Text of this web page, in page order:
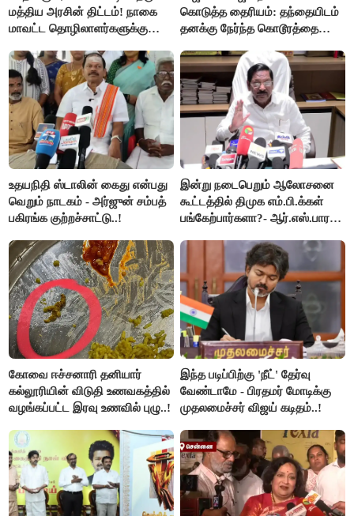
மத்திய அரசின் திட்டம்! நாகை
மாவட்ட தொழிலாளர்களுக்கு
செய்தி!
கொடுத்த தைரியம்: தந்தையிடம்
தனக்கு நேர்ந்த கொடூரத்தை
உதயநிதி ஸ்டாலின் கைது என்பது
வெறும் நாடகம் - அர்ஜுன் சம்பத்
பகிரங்க குற்றச்சாட்டு..!
இன்று நடைபெறும் ஆலோசனை
கூட்டத்தில் திமுக எம்.பி.க்கள்
பங்கேற்பார்களா?- ஆர்.எஸ்.பாரதி
கோவை ஈச்சனாரி தனியார்
கல்லூரியின் விடுதி உணவகத்தில்
வழங்கப்பட்ட இரவு உணவில் புழு..!
இந்த படிப்பிற்கு 'நீட்' தேர்வு
வேண்டாமே - பிரதமர் மோடிக்கு
முதலமைச்சர் விஜய் கடிதம்..!